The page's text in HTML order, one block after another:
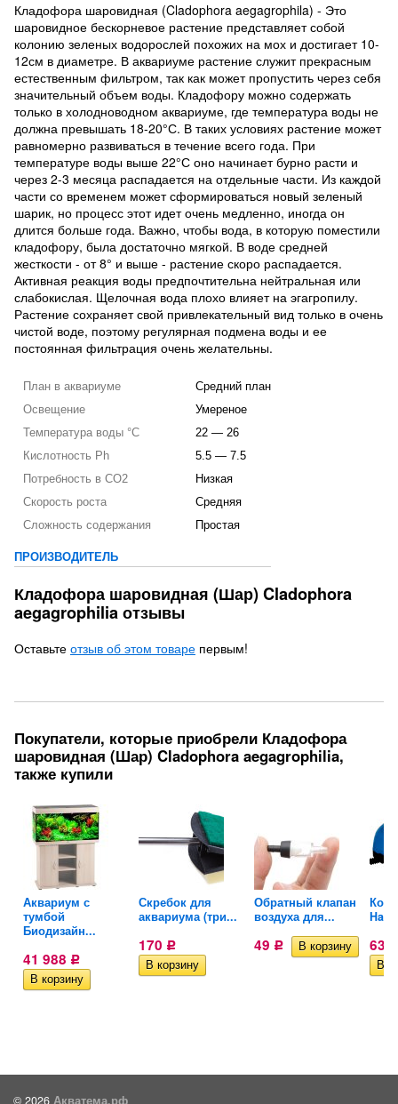
Кладофора шаровидная (Cladophora aegagrophila) - Это
шаровидное бескорневое растение представляет собой
колонию зеленых водорослей похожих на мох и достигает 10-
12см в диаметре. В аквариуме растение служит прекрасным
естественным фильтром, так как может пропустить через себя
значительный объем воды. Кладофору можно содержать
только в холодноводном аквариуме, где температура воды не
должна превышать 18-20°С. В таких условиях растение может
равномерно развиваться в течение всего года. При
температуре воды выше 22°С оно начинает бурно расти и
через 2-3 месяца распадается на отдельные части. Из каждой
части со временем может сформироваться новый зеленый
шарик, но процесс этот идет очень медленно, иногда он
длится больше года. Важно, чтобы вода, в которую поместили
кладофору, была достаточно мягкой. В воде средней
жесткости - от 8° и выше - растение скоро распадается.
Активная реакция воды предпочтительна нейтральная или
слабокислая. Щелочная вода плохо влияет на эгагропилу.
Растение сохраняет свой привлекательный вид только в очень
чистой воде, поэтому регулярная подмена воды и ее
постоянная фильтрация очень желательны.
План в аквариуме
Средний план
Освещение
Умереное
Температура воды °C
22 — 26
Кислотность Ph
5.5 — 7.5
Потребность в CO2
Низкая
Скорость роста
Средняя
Сложность содержания
Простая
ПРОИЗВОДИТЕЛЬ
Кладофора шаровидная (Шар) Cladophora
aegagrophilia отзывы
Оставьте отзыв об этом товаре первым!
Покупатели, которые приобрели Кладофора
шаровидная (Шар) Cladophora aegagrophilia,
также купили
Аквариум с
тумбой
Биодизайн...
41 988 Р
Скребок для
аквариума (три...
170 Р
Обратный клапан
воздуха для...
49 Р 631
© 2026 Акватема.рф